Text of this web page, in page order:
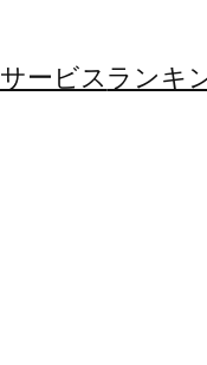
サービスランキ